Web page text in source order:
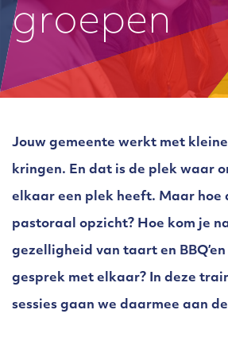
groepen
Jouw gemeente werkt met
kringen. En dat is de plek waar
elkaar een plek heeft. Maar hoe
pastoraal opzicht? Hoe kom je
gezelligheid van taart en
gesprek met elkaar? In deze
sessies gaan we daarmee aan